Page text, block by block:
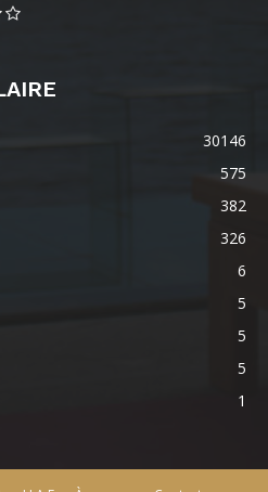
30146
575
382
326
6
5
5
5
1